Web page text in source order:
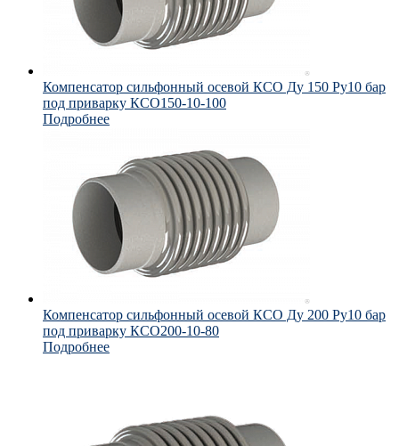
Компенсатор сильфонный осевой КСО Ду 150 Ру10 бар
под приварку КСО150-10-100
Подробнее
Компенсатор сильфонный осевой КСО Ду 200 Ру10 бар
под приварку КСО200-10-80
Подробнее